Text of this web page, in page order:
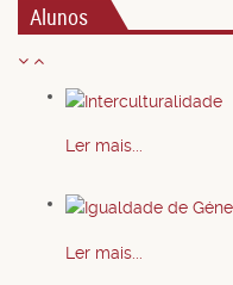
Alunos
Ler mais...
Ler mais...